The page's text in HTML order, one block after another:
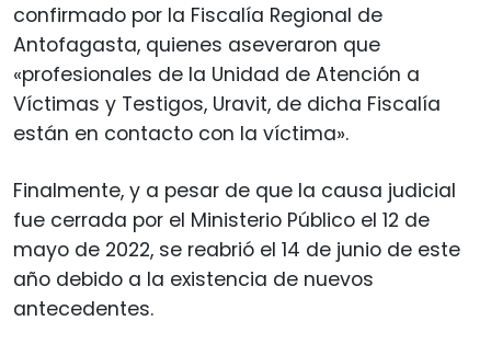
confirmado por la Fiscalía Regional de
Antofagasta, quienes aseveraron que
«profesionales de la Unidad de Atención a
Víctimas y Testigos, Uravit, de dicha Fiscalía
están en contacto con la víctima».
Finalmente, y a pesar de que la causa judicial
fue cerrada por el Ministerio Público el 12 de
mayo de 2022, se reabrió el 14 de junio de este
año debido a la existencia de nuevos
antecedentes.